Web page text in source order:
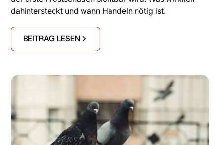
dahintersteckt und wann Handeln nötig ist.
BEITRAG LESEN